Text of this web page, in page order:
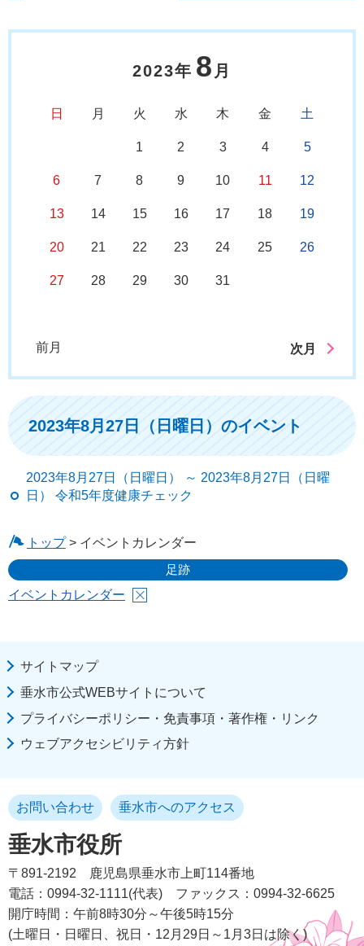
2023年 8 月
日 月 火 水 木 金 土
1 2 3 4 5
6 7 8 9 10 11 12
13 14 15 16 17 18 19
20 21 22 23 24 25 26
27 28 29 30 31
前月 次月
2023年8月27日（日曜日）のイベント
2023年8月27日（日曜日） ～ 2023年8月27日（日曜
日） 令和5年度健康チェック
トップ> イベントカレンダー
足跡
イベントカレンダー
サイトマップ
垂水市公式WEBサイトについて
プライバシーポリシー・免責事項・著作権・リンク
ウェブアクセシビリティ方針
垂水市役所
お問い合わせ 垂水市へのアクセス
〒891-2192
鹿児島県垂水市上町114番地
電話：0994-32-1111(代表)
ファックス：0994-32-6625
開庁時間：午前8時30分～午後5時15分
(土曜日・日曜日、祝日・12月29日～1月3日は除く)